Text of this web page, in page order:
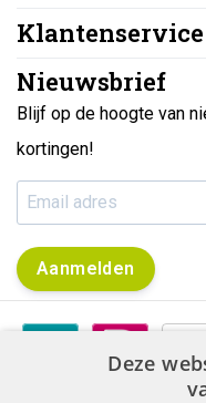
Klantenservice
Nieuwsbrief
Blijf op de hoogte van
kortingen!
Aanmelden
Deze